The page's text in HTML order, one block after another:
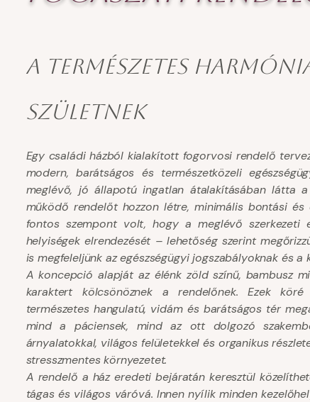
A természetes
születnek
Egy családi házból kialakított fogorvosi rendelő
modern, barátságos és természetközeli
meglévő, jó állapotú ingatlan átalakításában látta
működő rendelőt hozzon létre, minimális bontási
fontos szempont volt, hogy a meglévő
helyiségek elrendezését – lehetőség szerint
is megfeleljünk az egészségügyi jogszabályoknak és a
A koncepció alapját az élénk zöld színű, bambusz
karaktert kölcsönöznek a rendelőnek. Ezek
természetes hangulatú, vidám és barátságos tér
mind a páciensek, mind az ott dolgozó
árnyalatokkal, világos felületekkel és organikus
stresszmentes környezetet.
A rendelő a ház eredeti bejáratán keresztül
tágas és világos váróvá. Innen nyílik minden